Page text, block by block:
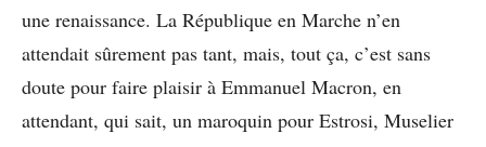
une renaissance. La République en Marche n’en
attendait sûrement pas tant, mais, tout ça, c’est sans
doute pour faire plaisir à Emmanuel Macron, en
attendant, qui sait, un maroquin pour Estrosi, Muselier